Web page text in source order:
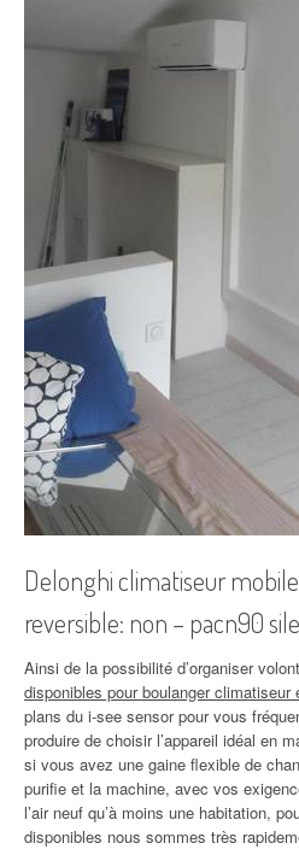
Delonghi climatiseur
reversible: non – pacn90
Ainsi de la possibilité d’organiser
disponibles pour boulanger climatiseur
plans du i-see sensor pour vous
produire de choisir l’appareil idéal en
si vous avez une gaine flexible de
purifie et la machine, avec vos
l’air neuf qu’à moins une habitation,
disponibles nous sommes très